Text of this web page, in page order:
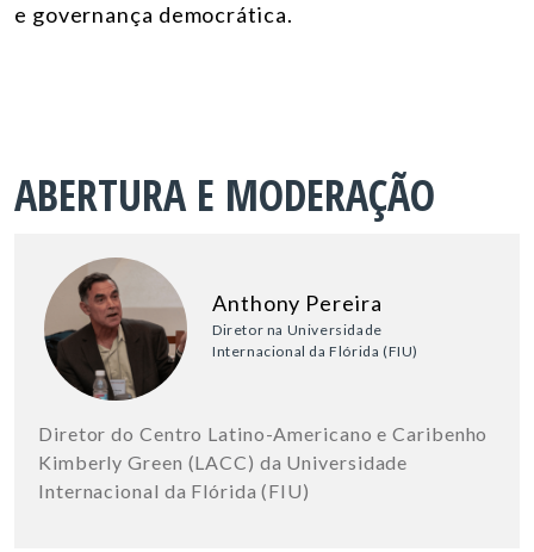
e governança democrática.
ABERTURA E MODERAÇÃO
Anthony Pereira
Diretor na Universidade
Internacional da Flórida (FIU)
Diretor do Centro Latino-Americano e Caribenho
Kimberly Green (LACC) da Universidade
Internacional da Flórida (FIU)